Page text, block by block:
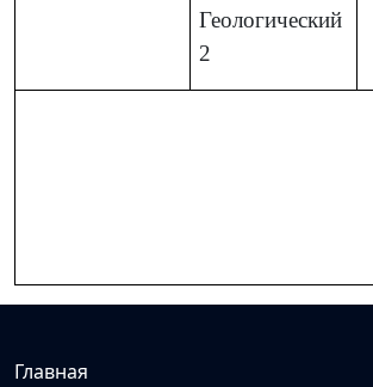
Геологический
2
Главная